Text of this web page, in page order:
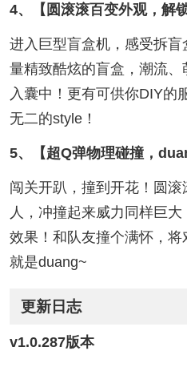
4、【圆滚滚百变外观，解
进入巨型盲盒机，感受拆
量精致酷炫的盲盒，潮流
入囊中！更有可供你DIY的
无二的style！
5、【超Q弹物理碰撞，
闯关开趴，撞到开花！圆
人，冲撞起来威力同样巨
效果！和队友撞个满怀，将
就是duang~
更新日志
v1.0.287版本